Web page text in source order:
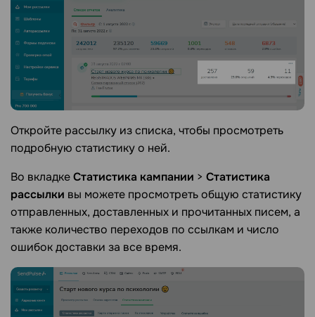
Откройте рассылку из списка, чтобы просмотреть
подробную статистику о ней.
Во вкладкеСтатистика кампании > Статистика
рассылки вы можете просмотреть общую статистику
отправленных, доставленных и прочитанных писем, а
также количество переходов по ссылкам и число
ошибок доставки за все время.